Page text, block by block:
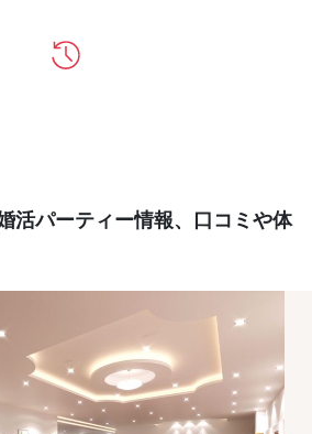
活パーティー情報、口コミや体